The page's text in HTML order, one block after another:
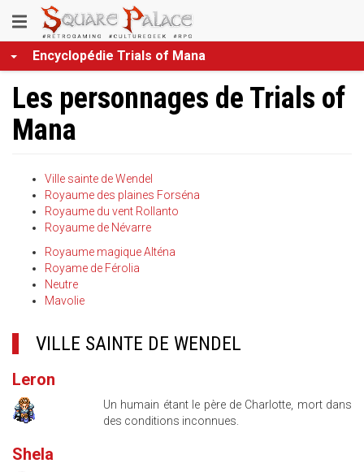
au
contenu
principal
Toggle
navigation
Encyclopédie Trials of Mana
Les personnages de Trials of
Mana
Ville sainte de Wendel
Royaume des plaines Forséna
Royaume du vent Rollanto
Royaume de Névarre
Royaume magique Alténa
Royame de Férolia
Neutre
Mavolie
VILLE SAINTE DE WENDEL
Leron
Un humain étant le père de Charlotte, mort dans
des conditions inconnues.
Shela